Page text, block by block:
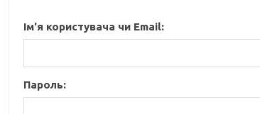
Ім'я користувача чи Email:
Пароль: